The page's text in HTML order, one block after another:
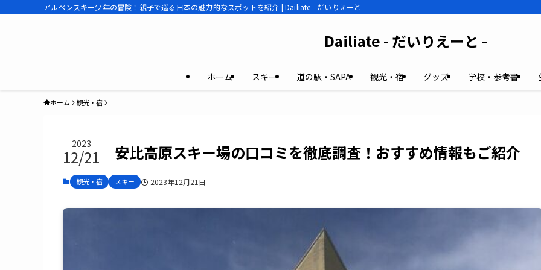
アルペンスキー少年の冒険！親子で巡る日本の魅力的なスポットを紹介 | Dailiate - だいりえーと -
Dailiate - だいりえーと -
ホーム スキー 道の駅・SAPA 観光・宿 グッズ 学校・参考書
ホーム 観光・宿
安比高原スキー場の口コミを徹底調査！おすすめ情報もご紹介
2023
12/21
観光・宿 スキー 2023年12月21日